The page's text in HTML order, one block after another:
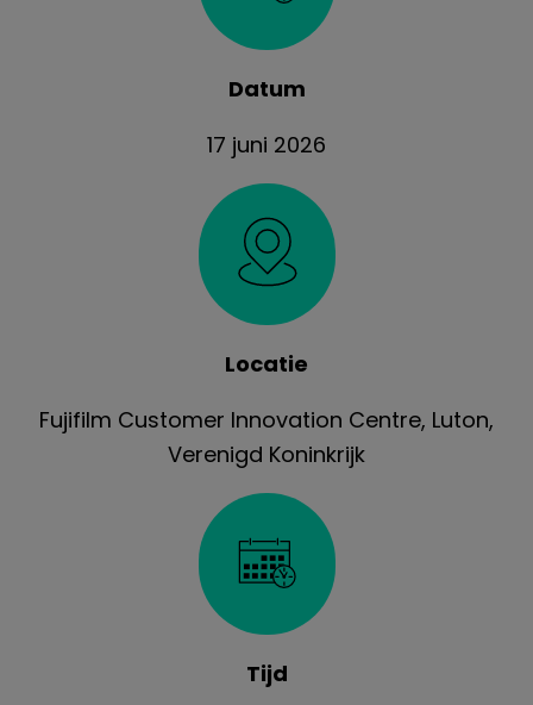
Datum
17 juni 2026
Locatie
Fujifilm Customer Innovation Centre, Luton,
Verenigd Koninkrijk
Tijd